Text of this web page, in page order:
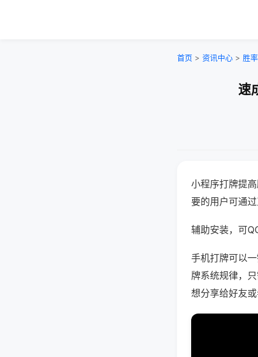
首页 > 资讯中心 > 胜
速
小程序打牌提
要的用户可通过
辅助安装，可
手机打牌可以
牌系统规律，
想分享给好友